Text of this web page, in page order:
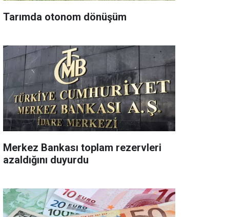
Tarımda otonom dönüşüm
Merkez Bankası toplam rezervleri
azaldığını duyurdu